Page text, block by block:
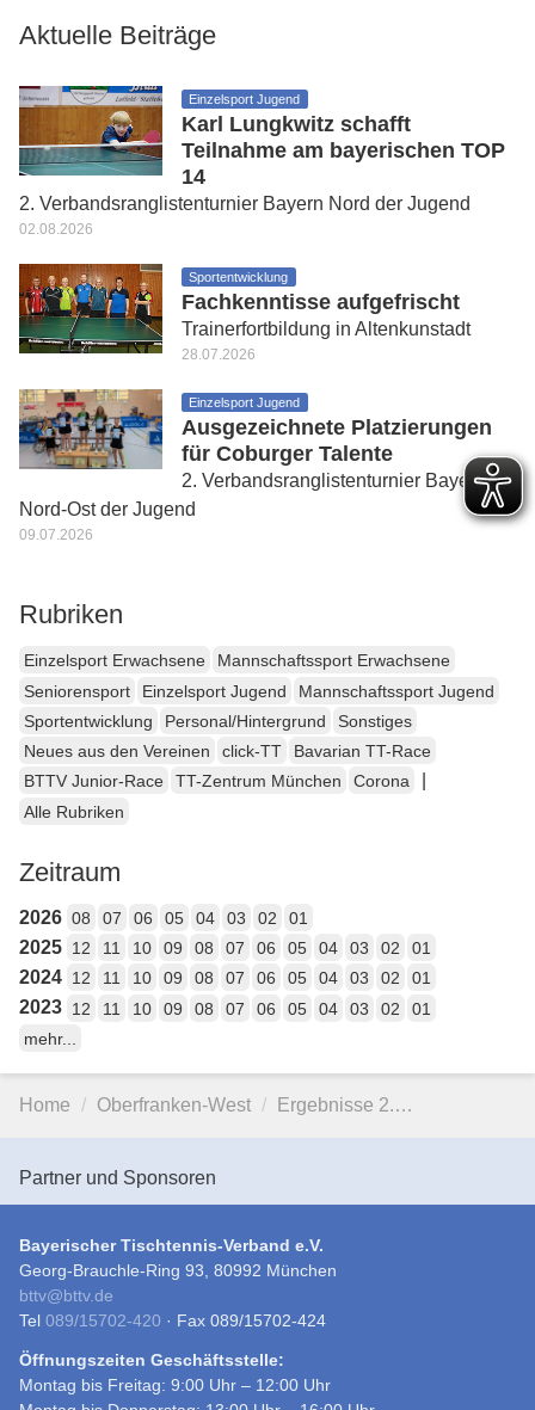
Aktuelle Beiträge
Einzelsport Jugend
Karl Lungkwitz schafft
Teilnahme am bayerischen TOP
14
2. Verbandsranglistenturnier Bayern Nord der Jugend
02.08.2026
Sportentwicklung
Fachkenntisse aufgefrischt
Trainerfortbildung in Altenkunstadt
28.07.2026
Einzelsport Jugend
Ausgezeichnete Platzierungen
für Coburger Talente
2. Verbandsranglistenturnier Bayern
Nord-Ost der Jugend
09.07.2026
Rubriken
Einzelsport Erwachsene
Mannschaftssport Erwachsene
Seniorensport
Einzelsport Jugend
Mannschaftssport Jugend
Sportentwicklung
Personal/Hintergrund
Sonstiges
Neues aus den Vereinen
click-TT
Bavarian TT-Race
BTTV Junior-Race
TT-Zentrum München Corona
Alle Rubriken
Zeitraum
2026 08 07 06 05 04 03 02 01
2025 12 11 10 09 08 07 06 05 04 03 02 01
2024 12 11 10 09 08 07 06 05 04 03 02 01
2023 12 11 10 09 08 07 06 05 04 03 02
01
mehr...
Home Oberfranken-West Ergebnisse 2.…
Partner und Sponsoren
Bayerischer Tischtennis-Verband e.V.
Georg-Brauchle-Ring 93, 80992 München
bttv@bttv.de
Tel 089/15702-420 · Fax 089/15702-424
Öffnungszeiten Geschäftsstelle:
Montag bis Freitag: 9:00 Uhr – 12:00 Uhr